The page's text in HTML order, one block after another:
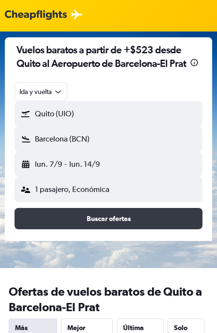
Vuelos baratos a partir de +$523 desde
Quito al Aeropuerto de Barcelona-El Prat
Ida y vuelta
Quito (UIO)
Barcelona (BCN)
lun. 7/9 - lun. 14/9
1 pasajero, Económica
Buscar ofertas
Ofertas de vuelos baratos de Quito a
Barcelona-El Prat
Más
Mejor
Última
Solo